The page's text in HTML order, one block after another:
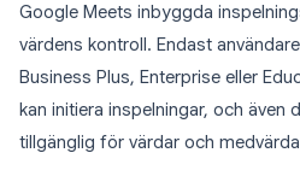
Google Meets inbyggda
värdens kontroll. Endast
Business Plus, Enterprise eller
kan initiera inspelningar, och även
tillgänglig för värdar och